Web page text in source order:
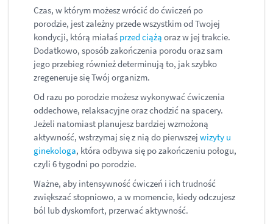
Czas, w którym możesz wrócić do ćwiczeń po
porodzie, jest zależny przede wszystkim od Twojej
kondycji, którą miałaś przed ciążą oraz w jej trakcie.
Dodatkowo, sposób zakończenia porodu oraz sam
jego przebieg również determinują to, jak szybko
zregeneruje się Twój organizm.
Od razu po porodzie możesz wykonywać ćwiczenia
oddechowe, relaksacyjne oraz chodzić na spacery.
Jeżeli natomiast planujesz bardziej wzmożoną
aktywność, wstrzymaj się z nią do pierwszej wizyty u
ginekologa, która odbywa się po zakończeniu połogu,
czyli 6 tygodni po porodzie.
Ważne, aby intensywność ćwiczeń i ich trudność
zwiększać stopniowo, a w momencie, kiedy odczujesz
ból lub dyskomfort, przerwać aktywność.